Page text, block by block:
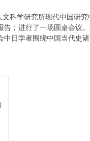
科学研究所现代中国研
；进行了一场圆桌会议
中日学者围绕中国当代史